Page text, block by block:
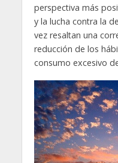
perspectiva más
y la lucha contra la
vez resaltan una
reducción de los
consumo excesivo